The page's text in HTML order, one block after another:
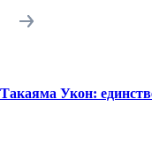
Такаяма Укон: